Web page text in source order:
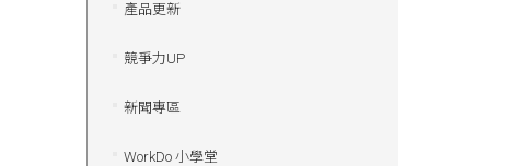
產品更新
競爭力UP
新聞專區
WorkDo 小學堂